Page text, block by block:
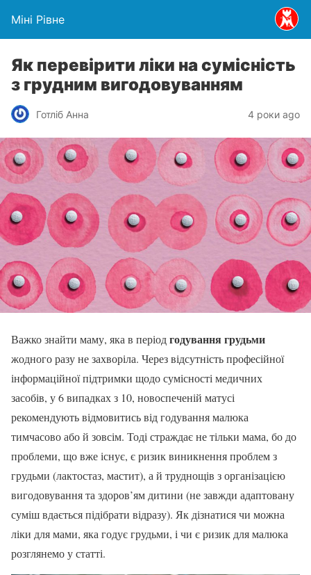
Міні Рівне
Як перевірити ліки на сумісність
з грудним вигодовуванням
Готліб Анна 4 роки ago
Важко знайти маму, яка в періодгодування грудьми
жодного разу не захворіла. Через відсутність професійної
інформаційної підтримки щодо сумісності медичних
засобів, у 6 випадках з 10, новоспеченій матусі
рекомендують відмовитись від годування малюка
тимчасово або й зовсім. Тоді страждає не тільки мама, бо до
проблеми, що вже існує, є ризик виникнення проблем з
грудьми (лактостаз, мастит), а й труднощів з організацією
вигодовування та здоров’ям дитини (не завжди адаптовану
суміш вдається підібрати відразу). Як дізнатися чи можна
ліки для мами, яка годує грудьми, і чи є ризик для малюка
розглянемо у статті.